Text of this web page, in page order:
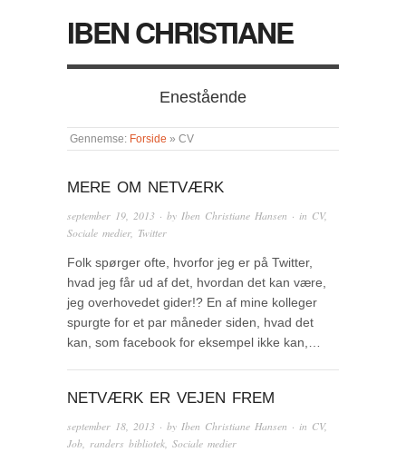
IBEN CHRISTIANE
Enestående
Gennemse: Forside » CV
MERE OM NETVÆRK
september 19, 2013 · by Iben Christiane Hansen · in CV,
Sociale medier, Twitter
Folk spørger ofte, hvorfor jeg er på Twitter,
hvad jeg får ud af det, hvordan det kan være,
jeg overhovedet gider!? En af mine kolleger
spurgte for et par måneder siden, hvad det
kan, som facebook for eksempel ikke kan,…
NETVÆRK ER VEJEN FREM
september 18, 2013 · by Iben Christiane Hansen · in CV,
Job randers bibliotek Sociale medier